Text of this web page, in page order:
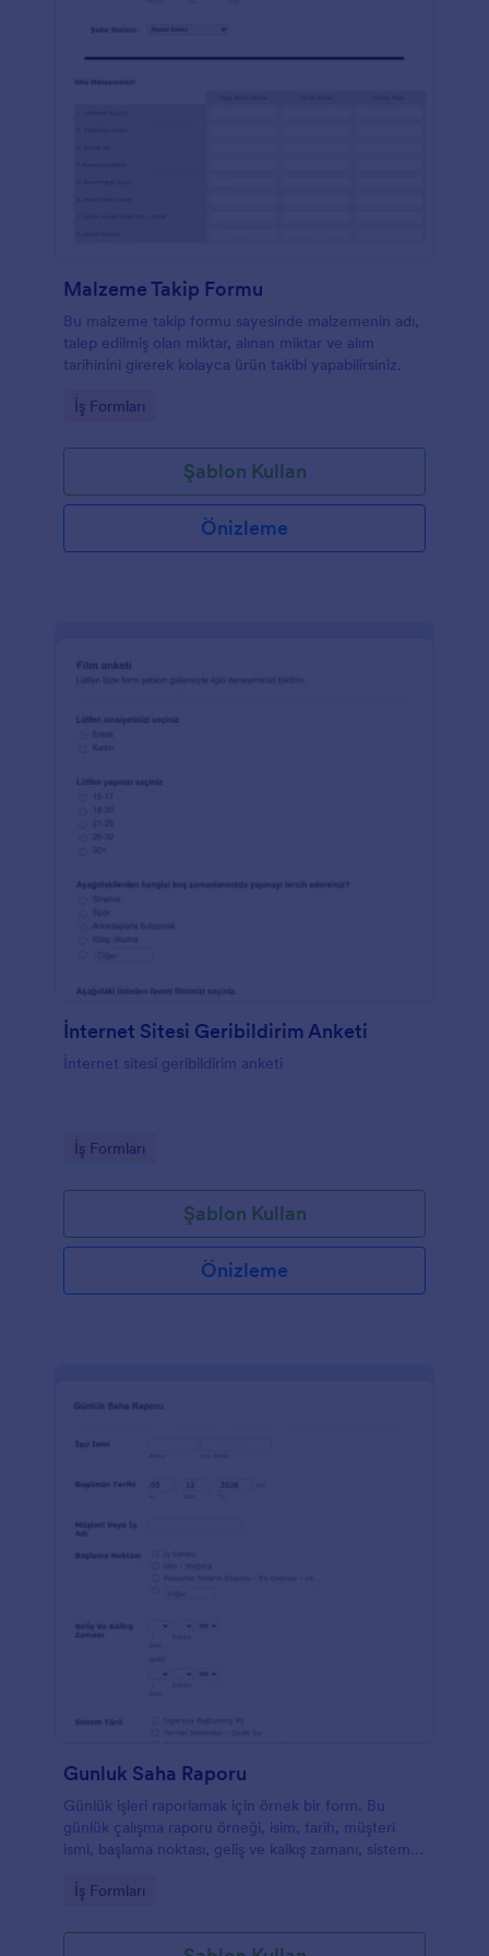
Malzeme Takip Formu
Bu malzeme takip formu sayesinde malzemenin adı,
talep edilmiş olan miktar, alınan miktar ve alım
tarihinini girerek kolayca ürün takibi yapabilirsiniz.
Go to Category:
İş Formları
Şablon Kullan
Önizleme
İnternet Sitesi Geribildirim Anketi
İnternet sitesi geribildirim anketi
Go to Category:
İş Formları
Şablon Kullan
Önizleme
Gunluk Saha Raporu
Günlük işleri raporlamak için örnek bir form. Bu
günlük çalışma raporu örneği, isim, tarih, müşteri
ismi, başlama noktası, geliş ve kalkış zamanı, sistem
Ayrıca, raporu yazan kişi yorum ve gözlemlerini de
raporu örneğinde iş fotoğraflarını yükleyebilecekleri
Go to Category:
İş Formları